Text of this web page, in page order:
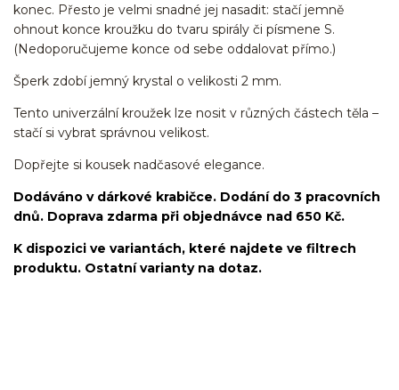
konec. Přesto je velmi snadné jej nasadit: stačí jemně
ohnout konce kroužku do tvaru spirály či písmene S.
(Nedoporučujeme konce od sebe oddalovat přímo.)
Šperk zdobí jemný krystal o velikosti 2 mm.
Tento univerzální kroužek lze nosit v různých částech těla –
stačí si vybrat správnou velikost.
Dopřejte si kousek nadčasové elegance.
Dodáváno v dárkové krabičce. Dodání do 3 pracovních
dnů. Doprava zdarma při objednávce nad 650 Kč.
K dispozici ve variantách, které najdete ve filtrech
produktu. Ostatní varianty na dotaz.